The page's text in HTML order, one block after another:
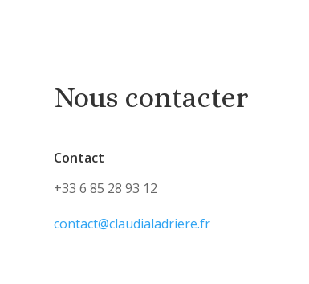
Nous contacter
Contact
+33 6 85 28 93 12
contact@claudialadriere.fr